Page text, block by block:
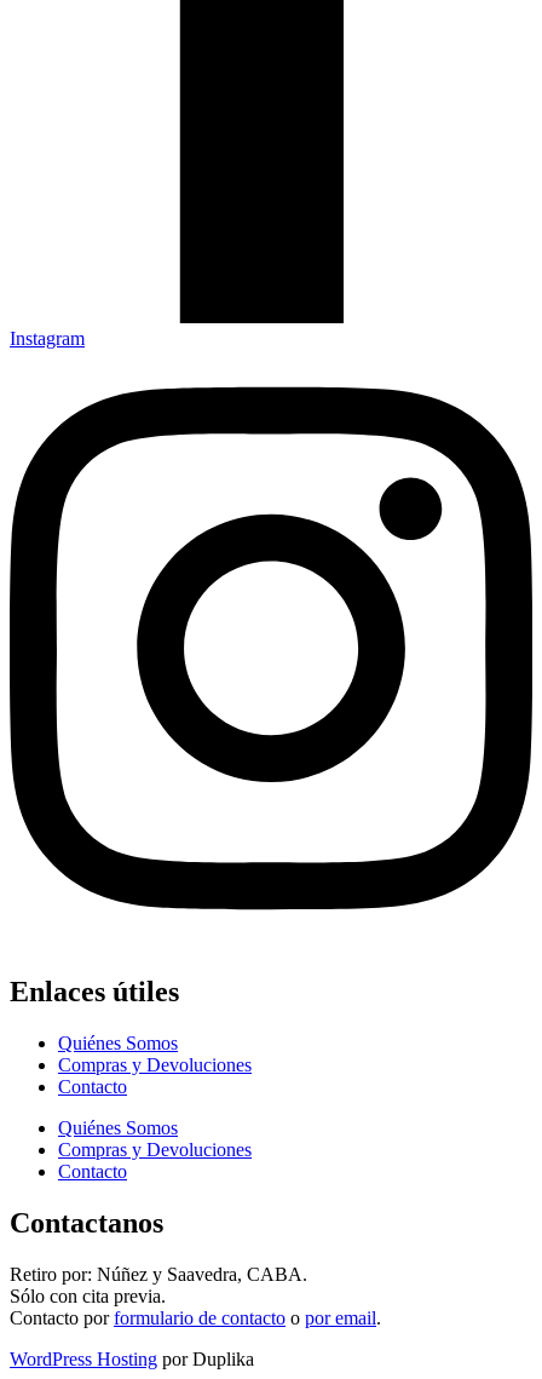
Instagram
Enlaces útiles
Quiénes Somos
Compras y Devoluciones
Contacto
Quiénes Somos
Compras y Devoluciones
Contacto
Contactanos
Retiro por: Núñez y Saavedra, CABA.
Sólo con cita previa.
Contacto porformulario de contacto o por email.
WordPress Hosting por Duplika